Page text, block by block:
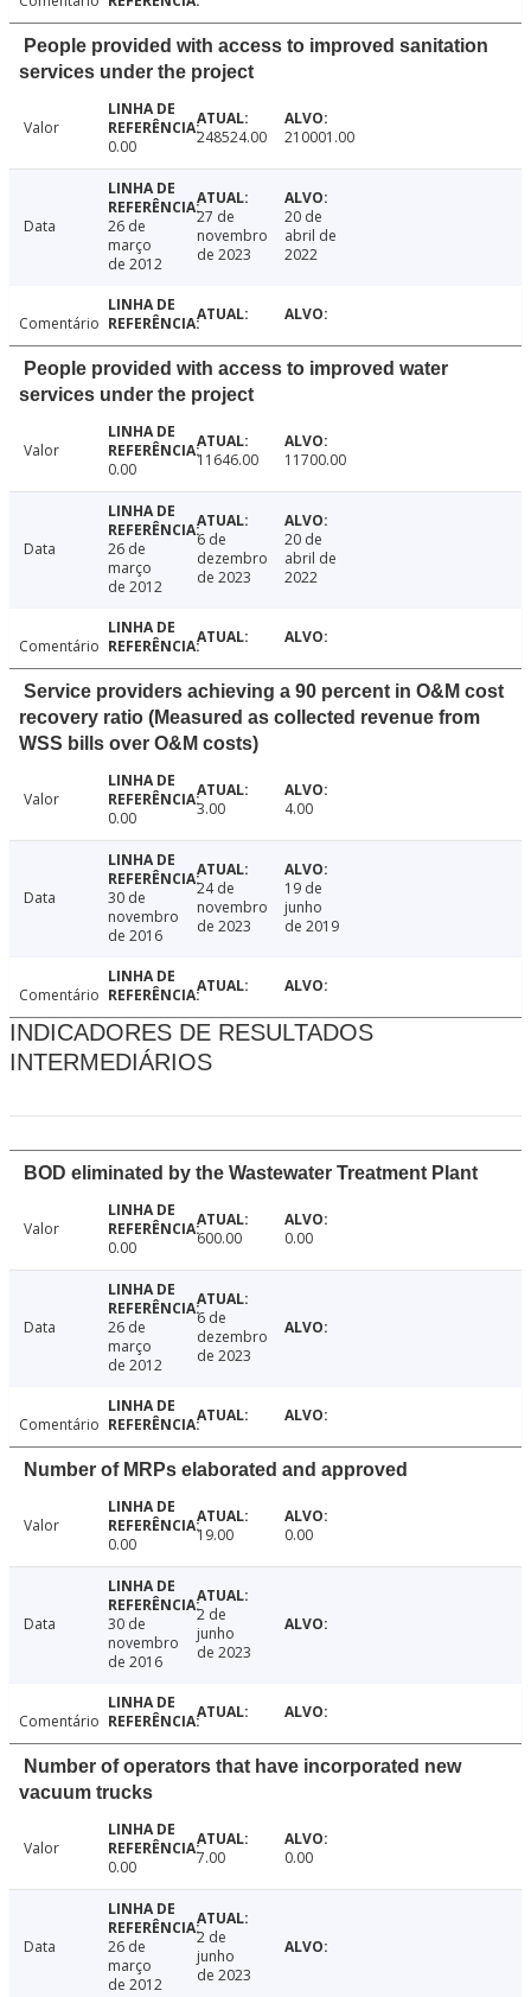
People provided with access to improved sanitation
services under the project
Valor
0.00
248524.00 210001.00
Data
26 de
março
de 2012
27 de
novembro
de 2023
20 de
abril de
2022
Comentário
People provided with access to improved water
services under the project
Valor
0.00
11646.00 11700.00
Data
26 de
março
de 2012
6 de
dezembro
de 2023
20 de
abril de
2022
Comentário
Service providers achieving a 90 percent in O&M cost
recovery ratio (Measured as collected revenue from
WSS bills over O&M costs)
Valor
0.00
3.00 4.00
Data
30 de
novembro
de 2016
24 de
novembro
de 2023
19 de
junho
de 2019
Comentário
INDICADORES DE RESULTADOS
INTERMEDIÁRIOS
BOD eliminated by the Wastewater Treatment Plant
Valor
0.00
600.00 0.00
Data
26 de
março
de 2012
6 de
dezembro
de 2023
Comentário
Number of MRPs elaborated and approved
Valor
0.00
19.00 0.00
Data
30 de
novembro
de 2016
2 de
junho
de 2023
Comentário
Number of operators that have incorporated new
vacuum trucks
Valor
0.00
7.00 0.00
Data
26 de
março
de 2012
2 de
junho
de 2023